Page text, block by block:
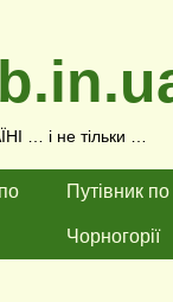
… і не тільки …
Путівник по
Чорногорії